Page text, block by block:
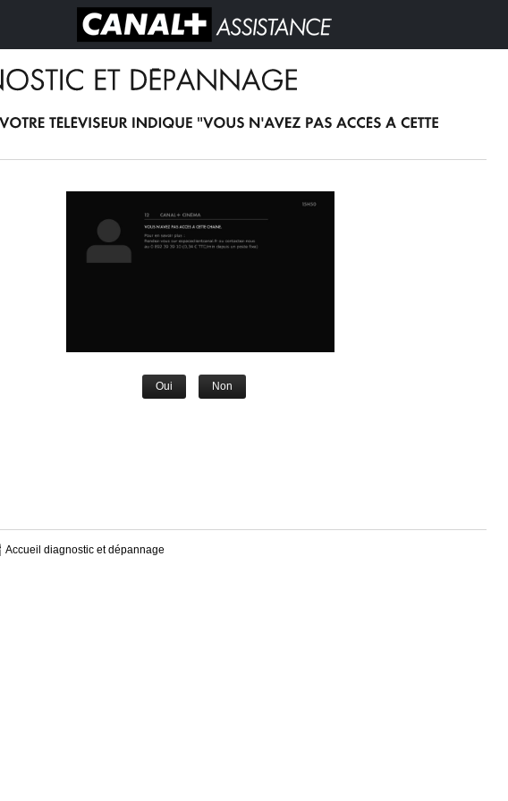
Oui Non
Accueil diagnostic et dépannage